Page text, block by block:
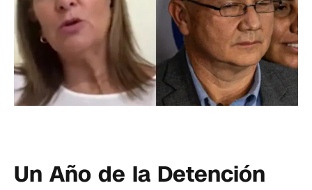
Un Año de la Detención